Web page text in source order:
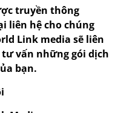
truyền thông
liên hệ cho chúng
Link media sẽ liên
vấn những gói dịch
bạn.